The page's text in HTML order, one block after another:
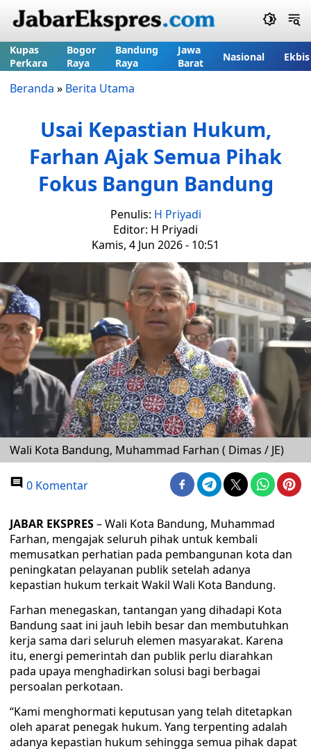
Kupas
Perkara
Bogor
Raya
Bandung
Raya
Jawa
Barat
Nasional Ekbis
Beranda » Berita Utama
Usai Kepastian Hukum,
Farhan Ajak Semua Pihak
Fokus Bangun Bandung
Penulis: H Priyadi
Editor: H Priyadi
Kamis, 4 Jun 2026 - 10:51
Wali Kota Bandung, Muhammad Farhan ( Dimas / JE)
0 Komentar
JABAR EKSPRES– Wali Kota Bandung, Muhammad
Farhan, mengajak seluruh pihak untuk kembali
memusatkan perhatian pada pembangunan kota dan
peningkatan pelayanan publik setelah adanya
kepastian hukum terkait Wakil Wali Kota Bandung.
Farhan menegaskan, tantangan yang dihadapi Kota
Bandung saat ini jauh lebih besar dan membutuhkan
kerja sama dari seluruh elemen masyarakat. Karena
itu, energi pemerintah dan publik perlu diarahkan
pada upaya menghadirkan solusi bagi berbagai
persoalan perkotaan.
“Kami menghormati keputusan yang telah ditetapkan
oleh aparat penegak hukum. Yang terpenting adalah
adanya kepastian hukum sehingga semua pihak dapat